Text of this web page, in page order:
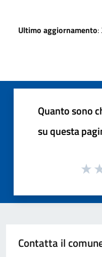
Ultimo aggiornamento:
Quanto sono
su questa
Contatta il